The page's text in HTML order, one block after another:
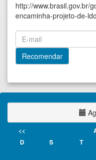
http://www.brasil.gov.br/
encaminha-projeto-de-
<<
D
S T